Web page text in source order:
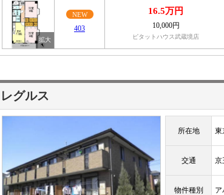
NEW
403
16.5万円
10,000円
ピタットハウス武蔵境店
レグルス
所在地 東
交通
物件種別 ア